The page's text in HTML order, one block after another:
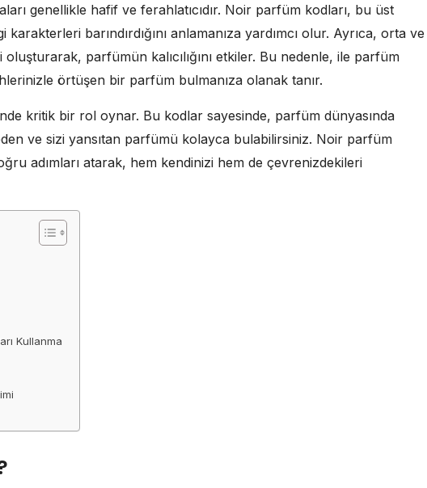
genellikle hafif ve ferahlatıcıdır. Noir parfüm kodları, bu üst
barındırdığını anlamanıza yardımcı olur. Ayrıca, orta ve
parfümün kalıcılığını etkiler. Bu nedenle, ile parfüm
örtüşen bir parfüm bulmanıza olanak tanır.
kritik bir rol oynar. Bu kodlar sayesinde, parfüm dünyasında
ve sizi yansıtan parfümü kolayca bulabilirsiniz. Noir parfüm
adımları atarak, hem kendinizi hem de çevrenizdekileri
Kullanma